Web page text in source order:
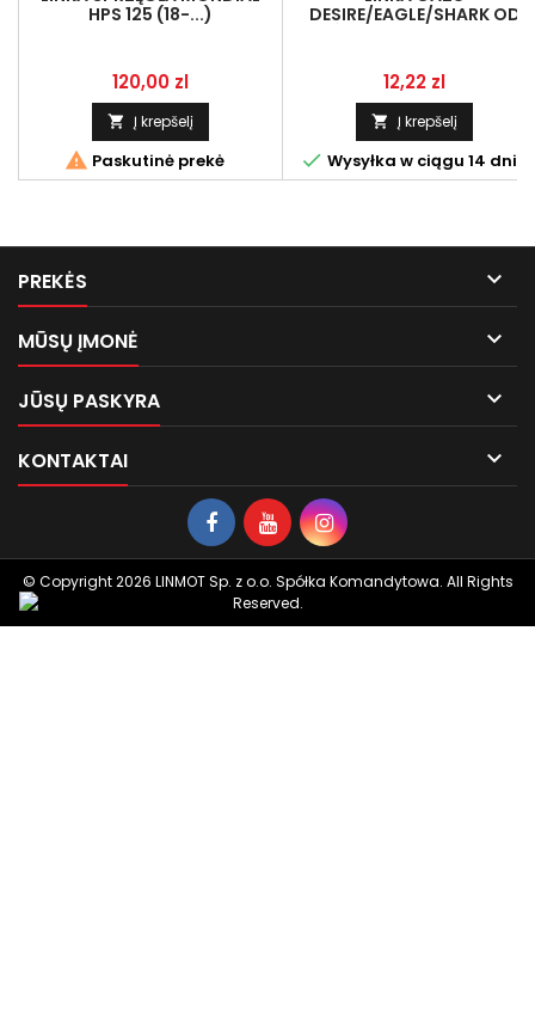
HPS 125 (18-...)
Kaina
120,00 zl
 Į krepšelį
 Paskutinė prekė
DESIRE/EAGLE/SHARK OD
Kaina
12,22 zl
 Į krepšelį
 Wysyłka w ciągu 14 dni
PREKĖS 
MŪSŲ ĮMONĖ 
JŪSŲ PASKYRA 
KONTAKTAI 
© Copyright 2026 LINMOT Sp. z o.o. Spółka Komandytowa. All Rights
Reserved.